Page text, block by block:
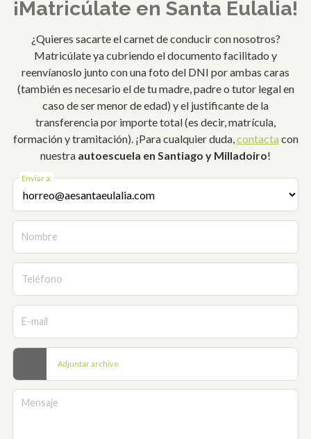
¡Matricúlate en Santa Eulalia!
¿Quieres sacarte el carnet de conducir con nosotros?
Matricúlate ya cubriendo el documento facilitado y
reenvíanoslo junto con una foto del DNI por ambas caras
(también es necesario el de tu madre, padre o tutor legal en
caso de ser menor de edad) y el justificante de la
transferencia por importe total (es decir, matrícula,
formación y tramitación). ¡Para cualquier duda,contacta con
nuestra autoescuela en Santiago y Milladoiro!
Enviar a:
Nombre
Teléfono
E-mail
Adjuntar archivo
Mensaje